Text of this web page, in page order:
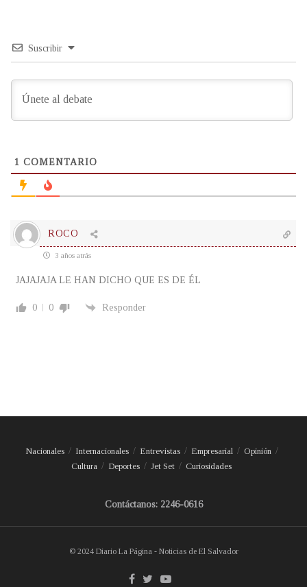
Suscribir
1 COMENTARIO
ROCO
3 años atrás
JAJAJAJA LE HAN DICHO QUE ES DE ÉL
0 0 Responder
Nacionales Internacionales Entrevistas Empresarial
Opinión
Cultura
Deportes Jet Set Curiosidades
Contáctanos: 2246-0616
© 2024 Diario La Página - Noticias de El Salvador